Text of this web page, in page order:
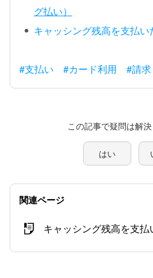
グ払い）
キャッシング残高を支払い
#支払い #カード利用 #請求
この記事で疑問は解
はい
関連ページ
キャッシング残高を支払